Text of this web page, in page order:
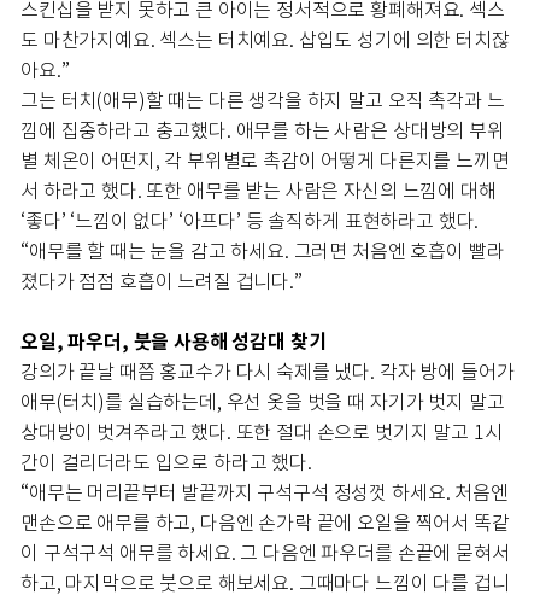
스킨십을 받지 못하고 큰 아이는 정서적으로 황폐해져요. 섹스
도 마찬가지예요. 섹스는 터치예요. 삽입도 성기에 의한 터치잖
아요.”
그는 터치(애무)할 때는 다른 생각을 하지 말고 오직 촉각과 느
낌에 집중하라고 충고했다. 애무를 하는 사람은 상대방의 부위
별 체온이 어떤지, 각 부위별로 촉감이 어떻게 다른지를 느끼면
서 하라고 했다. 또한 애무를 받는 사람은 자신의 느낌에 대해
‘좋다’ ‘느낌이 없다’ ‘아프다’ 등 솔직하게 표현하라고 했다.
“애무를 할 때는 눈을 감고 하세요. 그러면 처음엔 호흡이 빨라
졌다가 점점 호흡이 느려질 겁니다.”
오일, 파우더, 붓을 사용해 성감대 찾기
강의가 끝날 때쯤 홍교수가 다시 숙제를 냈다. 각자 방에 들어가
애무(터치)를 실습하는데, 우선 옷을 벗을 때 자기가 벗지 말고
상대방이 벗겨주라고 했다. 또한 절대 손으로 벗기지 말고 1시
간이 걸리더라도 입으로 하라고 했다.
“애무는 머리끝부터 발끝까지 구석구석 정성껏 하세요. 처음엔
맨손으로 애무를 하고, 다음엔 손가락 끝에 오일을 찍어서 똑같
이 구석구석 애무를 하세요. 그 다음엔 파우더를 손끝에 묻혀서
하고, 마지막으로 붓으로 해보세요. 그때마다 느낌이 다를 겁니